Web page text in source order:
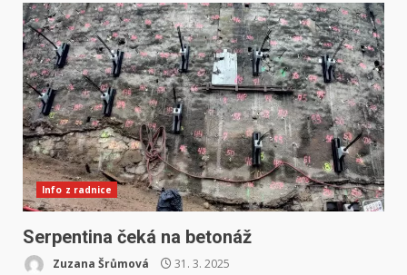
Info z radnice
Serpentina čeká na betonáž
Zuzana Šrůmová 31. 3. 2025